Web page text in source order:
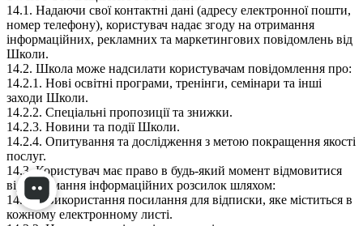
14.1. Надаючи свої контактні дані (адресу електронної пошти,
номер телефону), користувач надає згоду на отримання
інформаційних, рекламних та маркетингових повідомлень від
Школи.
14.2. Школа може надсилати користувачам повідомлення про:
14.2.1. Нові освітні програми, тренінги, семінари та інші
заходи Школи.
14.2.2. Спеціальні пропозиції та знижки.
14.2.3. Новини та події Школи.
14.2.4. Опитування та дослідження з метою покращення якості
послуг.
14.3. Користувач має право в будь-який момент відмовитися
від отримання інформаційних розсилок шляхом:
14.3.1. Використання посилання для відписки, яке міститься в
кожному електронному листі.